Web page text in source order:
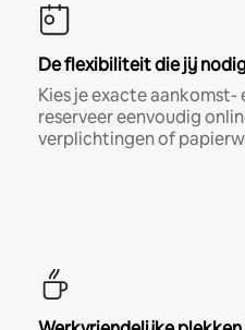
De flexibiliteit die jij
Kies je exacte
reserveer eenvoudig
verplichtingen of